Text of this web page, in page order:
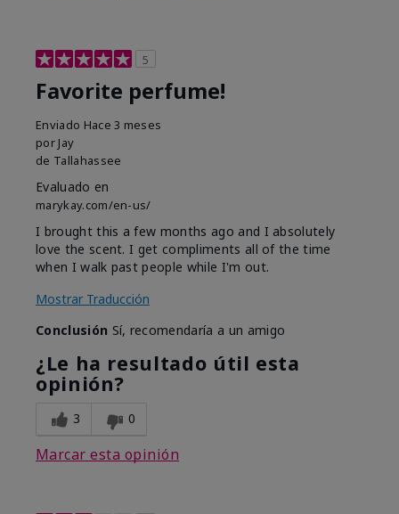
5
Favorite perfume!
Enviado Hace 3 meses
por Jay
de Tallahassee
Evaluado en
marykay.com/en-us/
I brought this a few months ago and I absolutely
love the scent. I get compliments all of the time
when I walk past people while I'm out.
Mostrar Traducción
Conclusión Sí, recomendaría a un amigo
¿Le ha resultado útil esta
opinión?
3 0
Marcar esta opinión